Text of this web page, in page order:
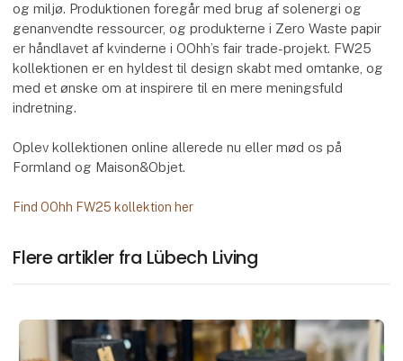
og miljø. Produktionen foregår med brug af solenergi og
genanvendte ressourcer, og produkterne i Zero Waste papir
er håndlavet af kvinderne i OOhh’s fair trade-projekt. FW25
kollektionen er en hyldest til design skabt med omtanke, og
med et ønske om at inspirere til en mere meningsfuld
indretning.
Oplev kollektionen online allerede nu eller mød os på
Formland og Maison&Objet.
Find OOhh FW25 kollektion her
Flere artikler fra Lübech Living